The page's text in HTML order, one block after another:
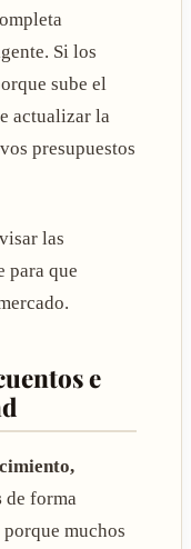
Si los
sube el
actualizar la
presupuestos
las
para que
e
de forma
muchos